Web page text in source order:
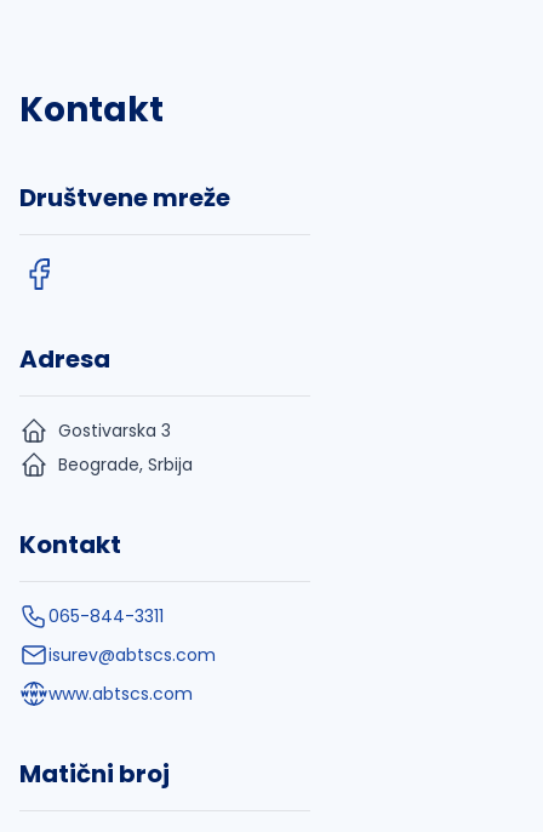
Kontakt
Društvene mreže
Adresa
Gostivarska 3
Beograde, Srbija
Kontakt
065-844-3311
isurev@abtscs.com
www.abtscs.com
Matični broj